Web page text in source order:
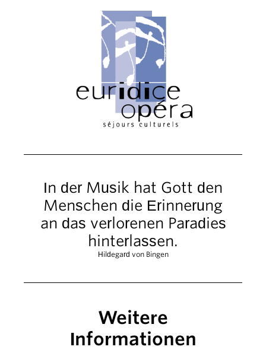
In der Musik hat Gott den
Menschen die Erinnerung
an das verlorenen Paradies
hinterlassen.
Hildegard von Bingen
Weitere
Informationen